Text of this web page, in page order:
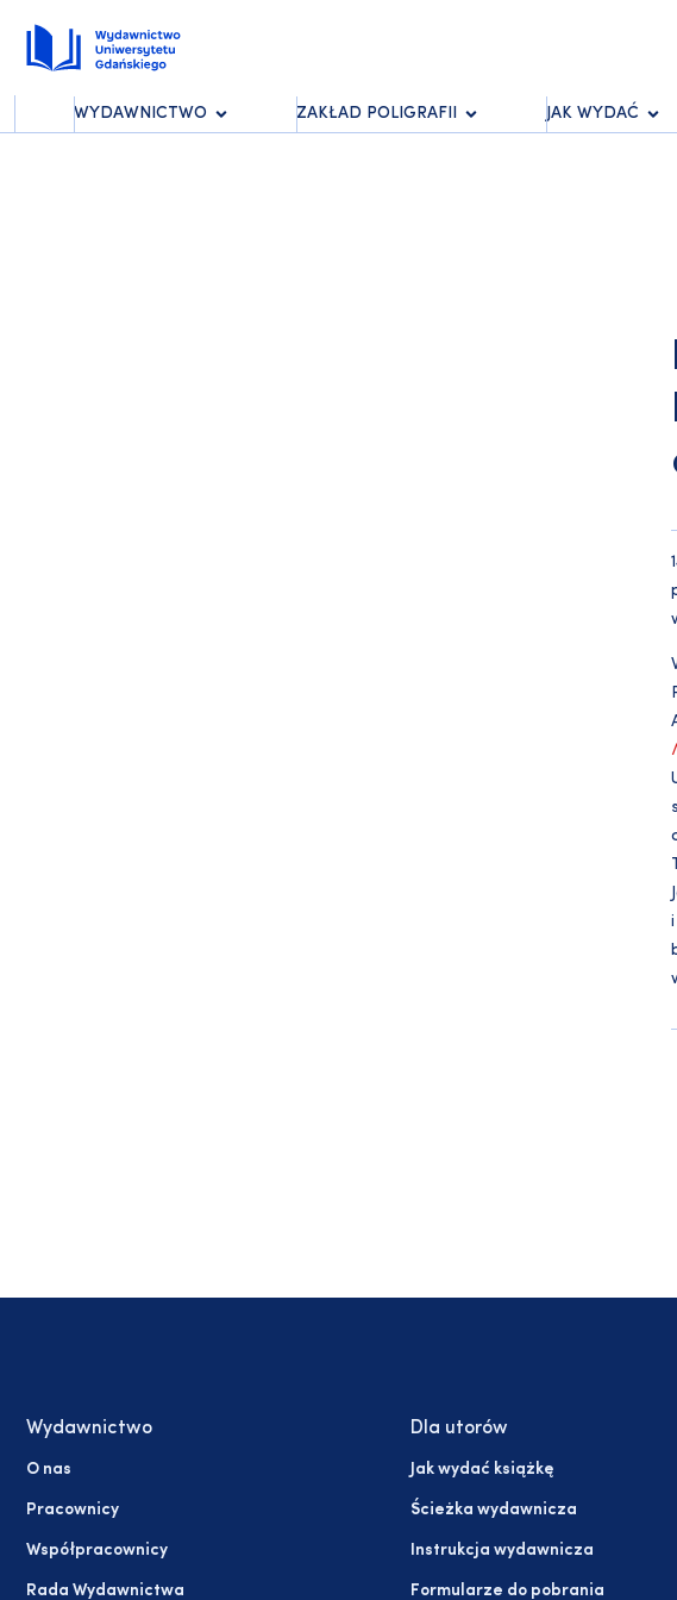
WYDAWNICTWO ZAKŁAD POLIGRAFII JAK WYDAĆ
Wydawnictwo
O nas
Pracownicy
Współpracownicy
Rada Wydawnictwa
Dla utorów
Jak wydać książkę
Ścieżka wydawnicza
Instrukcja wydawnicza
Formularze do pobrania